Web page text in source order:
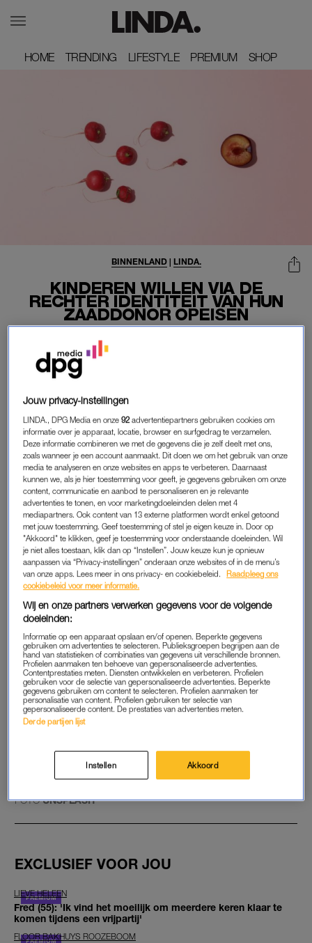
HOME
HOME TRENDING
TRENDING LIFESTYLE
LIFESTYLE PREMIUM
PREMIUM SHOP
SHOP
KINDEREN WILLEN VIA DE
RECHTER IDENTITEIT VAN HUN
ZAADDONOR OPEISEN
BINNENLAND| LINDA.
05-03-2021 | ELIANE LAMPER
Maandagochtend beoordeelt de rechtbank Den Haag of
vijf kinderen van een zaaddonor de identiteit van hun
vader mogen opeisen.
De vraag is of de kliniek Medisch Centrum Kinderwens uit
Leiderdorp en Stichting Donorgegevens Kunstmatige
Bevruchting de gegevens van de bewuste zaaddonor moeten
verstrekken.
ZAADDONOR
De vijf donorkinderen zijn tussen 1999 en 2001 verwekt met
zaad van donornummer 605. Hij is een zogenoemde B-donor.
Dat is iemand die anoniem blijft, maar wel akkoord gaat met
het delen van zijn persoonsgegevens, als donorkinderen willen
weten wie hij is.
In 2004 werd het bij wet verboden om helemaal anoniem zaad
te doneren. Toen veranderde de donor in kwestie van mening.
Hij stemt nu niet in met de bekendmaking van zijn identiteit.
Lees ook
Miriam maakte docuserie over ‘spermadokter’ Karbaat: ‘Ik
GOED ARTIKEL? DELEN MAAR.
FOTOUNSPLASH
EXCLUSIEF VOOR JOU
LIEVE HELEEN
Fred (55): 'Ik vind het moeilijk om meerdere keren klaar te
komen tijdens een vrijpartij'
FLOOR BAKHUYS ROOZEBOOM
Jouw privacy-instellingen
LINDA., DPG Media en onze92 advertentiepartners gebruiken cookies om
informatie over je apparaat, locatie, browser en surfgedrag te verzamelen.
Deze informatie combineren we met de gegevens die je zelf deelt met ons,
zoals wanneer je een account aanmaakt. Dit doen we om het gebruik van onze
media te analyseren en onze websites en apps te verbeteren. Daarnaast
kunnen we, als je hier toestemming voor geeft, je gegevens gebruiken om onze
content, communicatie en aanbod te personaliseren en je relevante
advertenties te tonen, en voor marketingdoeleinden delen met 4
mediapartners. Ook content van 13 externe platformen wordt enkel getoond
met jouw toestemming. Geef toestemming of stel je eigen keuze in. Door op
"Akkoord" te klikken, geef je toestemming voor onderstaande doeleinden. Wil
je niet alles toestaan, klik dan op “Instellen”. Jouw keuze kun je opnieuw
aanpassen via “Privacy-instellingen” onderaan onze websites of in de menu’s
van onze apps. Lees meer in ons privacy- en cookiebeleid.
Raadpleeg ons
cookiebeleid voor meer informatie.
Wij en onze partners verwerken gegevens voor de volgende
doeleinden:
Informatie op een apparaat opslaan en/of openen. Beperkte gegevens
gebruiken om advertenties te selecteren. Publieksgroepen begrijpen aan de
hand van statistieken of combinaties van gegevens uit verschillende bronnen.
Profielen aanmaken ten behoeve van gepersonaliseerde advertenties.
Contentprestaties meten. Diensten ontwikkelen en verbeteren. Profielen
gebruiken voor de selectie van gepersonaliseerde advertenties. Beperkte
gegevens gebruiken om content te selecteren. Profielen aanmaken ter
personalisatie van content. Profielen gebruiken ter selectie van
gepersonaliseerde content. De prestaties van advertenties meten.
Derde partijen lijst
Instellen Akkoord